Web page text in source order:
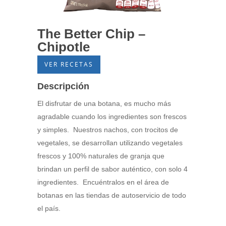
The Better Chip –
Chipotle
VER RECETAS
Descripción
El disfrutar de una botana, es mucho más
agradable cuando los ingredientes son frescos
y simples. Nuestros nachos, con trocitos de
vegetales, se desarrollan utilizando vegetales
frescos y 100% naturales de granja que
brindan un perfil de sabor auténtico, con solo 4
ingredientes. Encuéntralos en el área de
botanas en las tiendas de autoservicio de todo
el país.